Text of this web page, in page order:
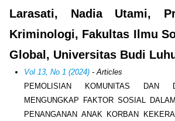
Larasati, Nadia Utami,
Kriminologi, Fakultas Ilmu
Global, Universitas Budi
Vol 13, No 1 (2024) - Articles
PEMOLISIAN KOMUNITAS DAN
MENGUNGKAP FAKTOR SOSIAL
PENANGANAN ANAK KORBAN